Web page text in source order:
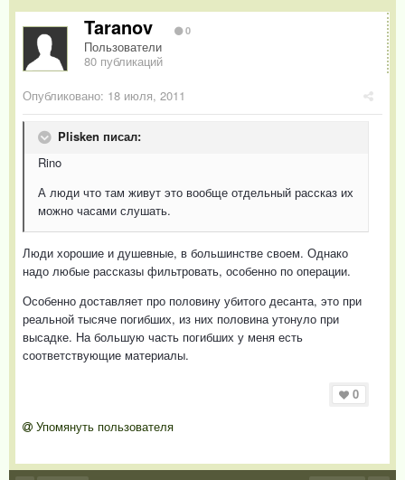
Taranov 0
Пользователи
80 публикаций
Опубликовано: 18 июля, 2011
Plisken писал:
Rino
А люди что там живут это вообще отдельный рассказ их
можно часами слушать.
Люди хорошие и душевные, в большинстве своем. Однако
надо любые рассказы фильтровать, особенно по операции.
Особенно доставляет про половину убитого десанта, это при
реальной тысяче погибших, из них половина утонуло при
высадке. На большую часть погибших у меня есть
соответствующие материалы.
0
Упомянуть пользователя